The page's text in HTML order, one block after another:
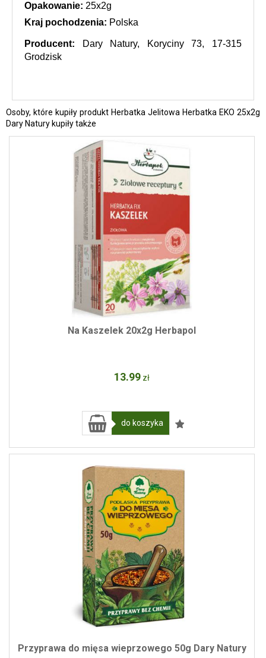
Opakowanie: 25x2g
Kraj pochodzenia: Polska
Producent: Dary Natury, Koryciny 73, 17-315
Grodzisk
Osoby, które kupiły produkt Herbatka Jelitowa Herbatka EKO 25x2g
Dary Natury kupiły także
Na Kaszelek 20x2g Herbapol
13.99 zł
do koszyka
Przyprawa do mięsa wieprzowego 50g Dary Natury